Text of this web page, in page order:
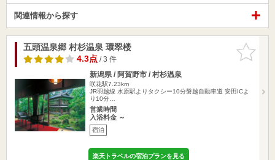
関連情報から探す
お気に入
りに追加
五頭温泉郷 村杉温泉 環翠楼
4.3点/ 3 件
新潟県 / 阿賀野市 / 村杉温泉
咲花駅7.23km
JR羽越線 水原駅よりタクシー10分磐越自動車道 安田ICよ
り10分…
営業時間
入浴料金 ～
宿泊
楽天トラベルの宿泊プランを見る